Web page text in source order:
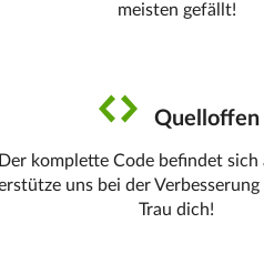
meisten gefällt!
Quelloffen
Der komplette Code befindet
uns bei der Verbesserung
Trau dich!